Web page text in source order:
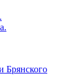
Брянского